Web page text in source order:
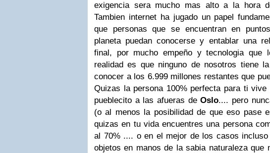
exigencia sera mucho mas alto a la hora
Tambien internet ha jugado un papel
que personas que se encuentran en
planeta puedan conocerse y entablar una
final, por mucho empeño y tecnologia que
realidad es que ninguno de nosotros tiene
conocer a los 6.999 millones restantes que
Quizas la persona 100% perfecta para ti vive
pueblecito a las afueras deOslo.... pero
(o al menos la posibilidad de que eso pase
quizas en tu vida encuentres una persona
al 70% .... o en el mejor de los casos incluso
objetos en manos de la sabia naturaleza que